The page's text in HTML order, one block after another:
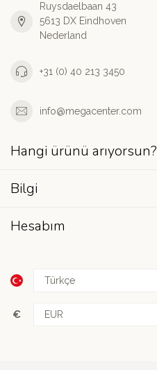
Ruysdaelbaan 43
5613 DX Eindhoven
Nederland
+31 (0) 40 213 3450
info@megacenter.com
Hangi ürünü arıyorsun?
Bilgi
Hesabım
€